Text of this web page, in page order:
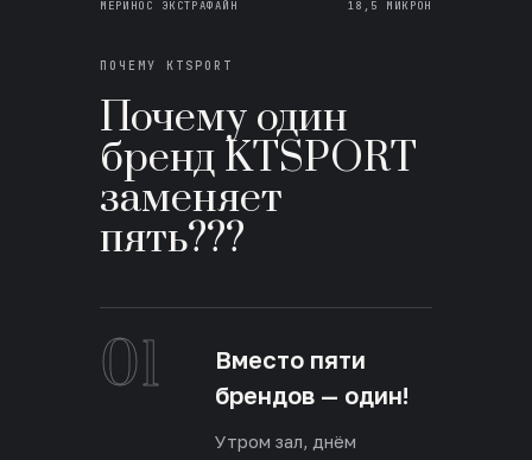
МЕРИНОС ЭКСТРАФАЙН 18,5 МИКРОН
ПОЧЕМУ KTSPORT
Почему один
бренд KTSPORT
заменяет
пять???
01
Вместо пяти
брендов — один!
Утром зал, днём